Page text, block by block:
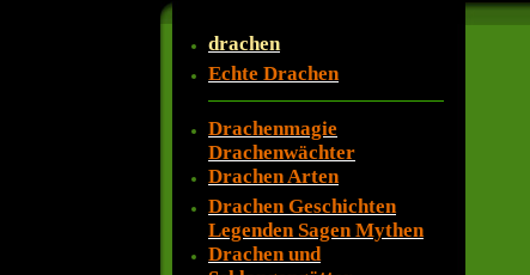
drachen
Echte Drachen
Drachenmagie
Drachenwächter
Drachen Arten
Drachen Geschichten
Legenden Sagen Mythen
Drachen und